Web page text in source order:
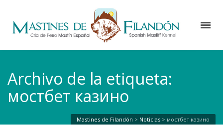
Archivo de la etiqueta:
мостбет казино
Mastines de Filandón > Noticias > мостбет казино